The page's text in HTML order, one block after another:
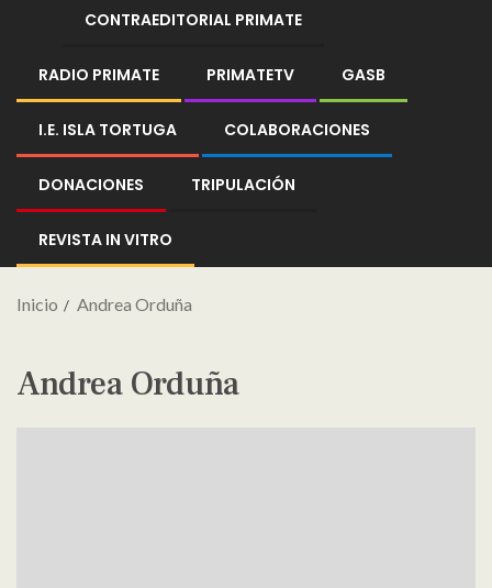
CONTRAEDITORIAL PRIMATE
RADIO PRIMATE PRIMATETV GASB
I.E. ISLA TORTUGA COLABORACIONES
DONACIONES TRIPULACIÓN
REVISTA IN VITRO
Inicio Andrea Orduña
Andrea Orduña